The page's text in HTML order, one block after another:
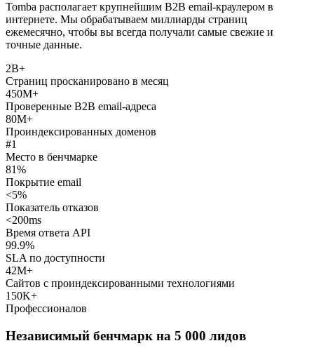
Tomba располагает крупнейшим B2B email-краулером в
интернете. Мы обрабатываем миллиарды страниц
ежемесячно, чтобы вы всегда получали самые свежие и
точные данные.
2B+
Страниц просканировано в месяц
450M+
Проверенные B2B email-адреса
80M+
Проиндексированных доменов
#1
Место в бенчмарке
81%
Покрытие email
<5%
Показатель отказов
<200ms
Время ответа API
99.9%
SLA по доступности
42M+
Сайтов с проиндексированными технологиями
150K+
Профессионалов
Независимый бенчмарк на 5 000 лидов